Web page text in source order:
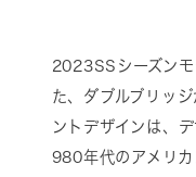
2023SSシーズン
た、ダブルブリッ
ントデザインは、
980年代のアメリカ